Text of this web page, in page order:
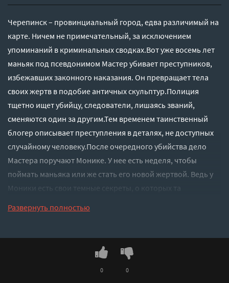
Черепинск – провинциальный город, едва различимый на
карте. Ничем не примечательный, за исключением
упоминаний в криминальных сводках.Вот уже восемь лет
маньяк под псевдонимом Мастер убивает преступников,
избежавших законного наказания. Он превращает тела
своих жертв в подобие античных скульптур.Полиция
тщетно ищет убийцу, следователи, лишаясь званий,
сменяются один за другим.Тем временем таинственный
блогер описывает преступления в деталях, не доступных
случайному человеку.После очередного убийства дело
Мастера поручают Монике. У нее есть неделя, чтобы
поймать маньяка или же стать его новой жертвой. Ведь у
Моники есть свои темные секреты, о которых та
закончится книга Самайнской Лисы, поверьте: перевернув
последнюю страницу, вы будете весьма удивлены.
Развернуть полностью
0 0